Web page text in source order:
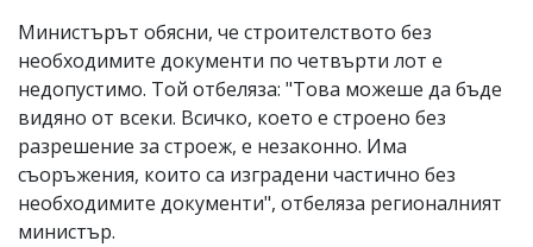
Министърът обясни, че строителството без
необходимите документи по четвърти лот е
недопустимо. Той отбеляза: "Това можеше да бъде
видяно от всеки. Всичко, което е строено без
разрешение за строеж, е незаконно. Има
съоръжения, които са изградени частично без
необходимите документи", отбеляза регионалният
министър.